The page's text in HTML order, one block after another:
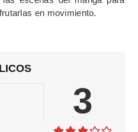
en movimiento.
3